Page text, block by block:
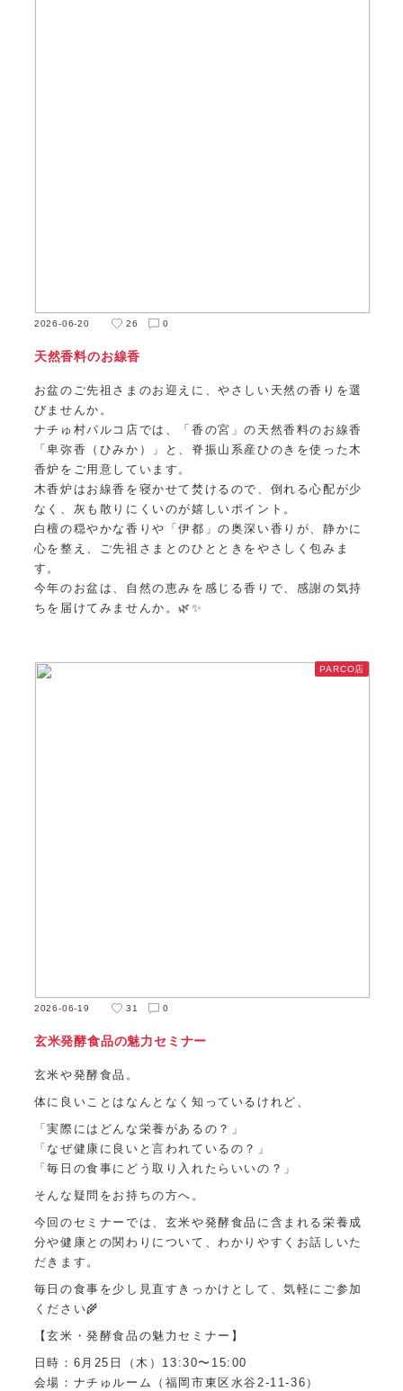
2026-06-20 26 0
天然香料のお線香
お盆のご先祖さまのお迎えに、やさしい天然の香りを選
びませんか。
ナチゅ村パルコ店では、「香の宮」の天然香料のお線香
「卑弥香（ひみか）」と、脊振山系産ひのきを使った木
香炉をご用意しています。
木香炉はお線香を寝かせて焚けるので、倒れる心配が少
なく、灰も散りにくいのが嬉しいポイント。
白檀の穏やかな香りや「伊都」の奥深い香りが、静かに
心を整え、ご先祖さまとのひとときをやさしく包みま
す。
今年のお盆は、自然の恵みを感じる香りで、感謝の気持
ちを届けてみませんか。🌿✨
PARCO店
2026-06-19 31 0
玄米発酵食品の魅力セミナー
玄米や発酵食品。
体に良いことはなんとなく知っているけれど、
「実際にはどんな栄養があるの？」
「なぜ健康に良いと言われているの？」
「毎日の食事にどう取り入れたらいいの？」
そんな疑問をお持ちの方へ。
今回のセミナーでは、玄米や発酵食品に含まれる栄養成
分や健康との関わりについて、わかりやすくお話しいた
だきます。
毎日の食事を少し見直すきっかけとして、気軽にご参加
ください🌾
【玄米・発酵食品の魅力セミナー】
日時：6月25日（木）13:30〜15:00
会場：ナチゅルーム（福岡市東区水谷2-11-36）